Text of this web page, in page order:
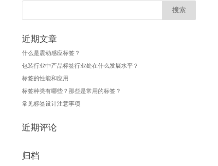
近期文章
什么是震动感应标签？
包装行业中产品标签行业处在什么发展水平？
标签的性能和应用
标签种类有哪些？那些是常用的标签？
常见标签设计注意事项
近期评论
归档